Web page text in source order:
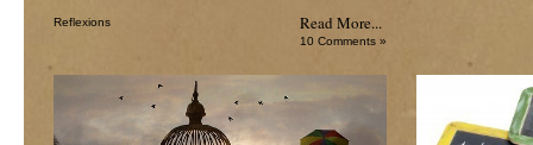
Reflexions Read More...
10 Comments »